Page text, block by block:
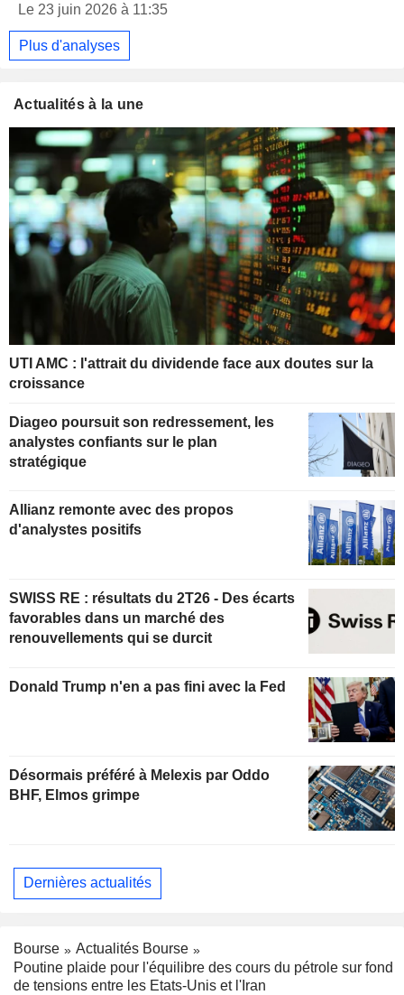
Le 23 juin 2026 à 11:35
Plus d'analyses
Actualités à la une
UTI AMC : l'attrait du dividende face aux doutes sur la
croissance
Diageo poursuit son redressement, les
analystes confiants sur le plan
stratégique
Allianz remonte avec des propos
d'analystes positifs
SWISS RE : résultats du 2T26 - Des écarts
favorables dans un marché des
renouvellements qui se durcit
Donald Trump n'en a pas fini avec la Fed
Désormais préféré à Melexis par Oddo
BHF, Elmos grimpe
Dernières actualités
Bourse
Actualités Bourse
Poutine plaide pour l'équilibre des cours du pétrole sur fond
de tensions entre les Etats-Unis et l'Iran